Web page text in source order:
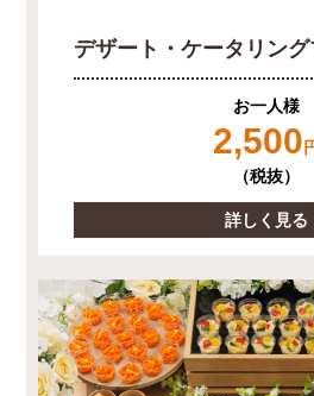
デザート・ケータリン
お一人様
2,500
（税抜）
詳しく見る